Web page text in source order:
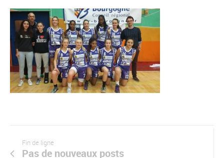
Fin de ligne
Pas de nouveaux posts